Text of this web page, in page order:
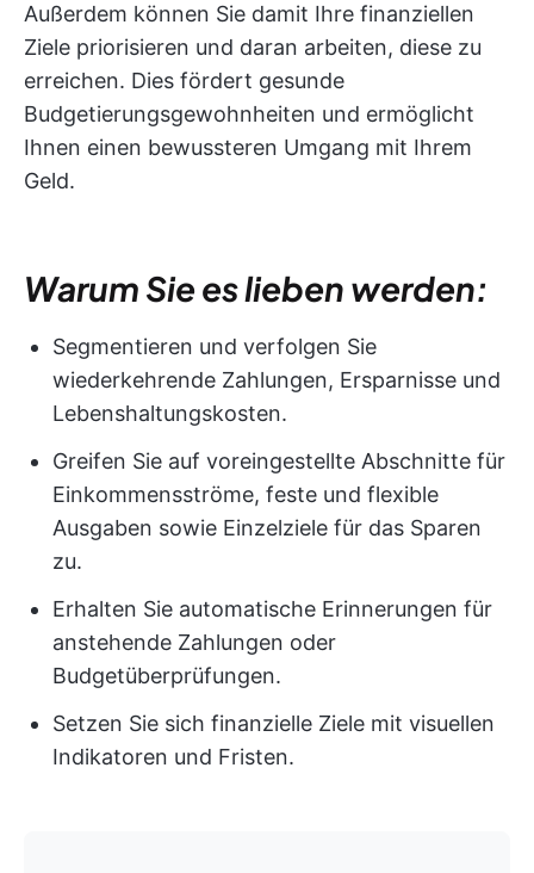
Außerdem können Sie damit Ihre finanziellen
Ziele priorisieren und daran arbeiten, diese zu
erreichen. Dies fördert gesunde
Budgetierungsgewohnheiten und ermöglicht
Ihnen einen bewussteren Umgang mit Ihrem
Geld.
Warum Sie es lieben werden:
Segmentieren und verfolgen Sie
wiederkehrende Zahlungen, Ersparnisse und
Lebenshaltungskosten.
Greifen Sie auf voreingestellte Abschnitte für
Einkommensströme, feste und flexible
Ausgaben sowie Einzelziele für das Sparen
zu.
Erhalten Sie automatische Erinnerungen für
anstehende Zahlungen oder
Budgetüberprüfungen.
Setzen Sie sich finanzielle Ziele mit visuellen
Indikatoren und Fristen.